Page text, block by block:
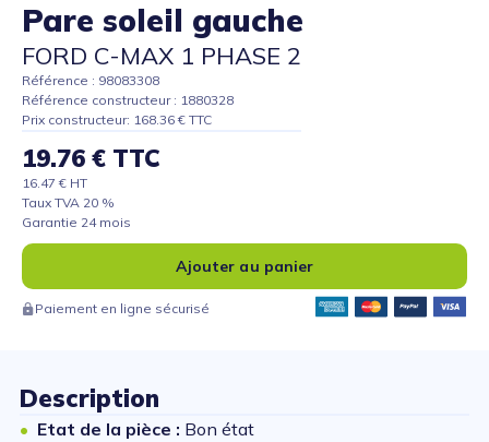
Pare soleil gauche
FORD C-MAX 1 PHASE 2
Référence : 98083308
Référence constructeur : 1880328
Prix constructeur: 168.36 € TTC
19.76 € TTC
16.47 € HT
Taux TVA 20 %
Garantie 24 mois
Ajouter au panier
Paiement en ligne sécurisé
Description
Etat de la pièce : Bon état